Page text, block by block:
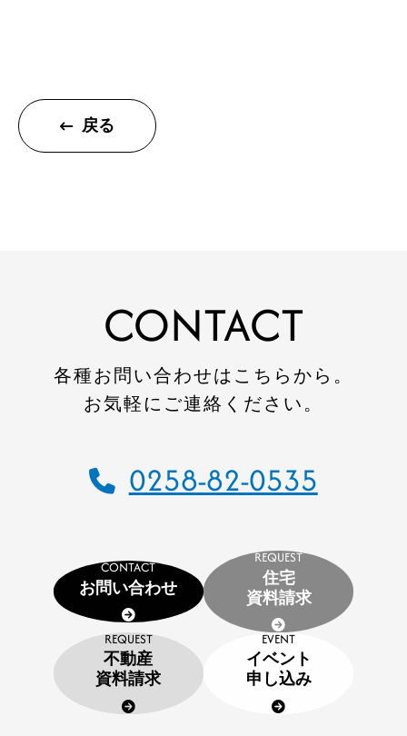
住宅施工事例
環境事業施工事例
採用情報
インターンシップのご案内
お問い合わせ
不動産資料請求
お知らせ
用語集
協力業者の皆様へ
戻る
CONTACT
各種お問い合わせはこちらから。
お気軽にご連絡ください。
0258-82-0535
CONTACT
お問い合わせ
REQUEST
住宅
資料請求
REQUEST
不動産
資料請求
EVENT
イベント
申し込み